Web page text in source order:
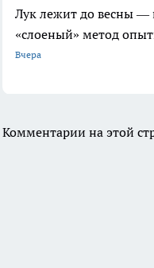
Лук лежит до весны —
«слоеный» метод
Вчера
Комментарии на этой